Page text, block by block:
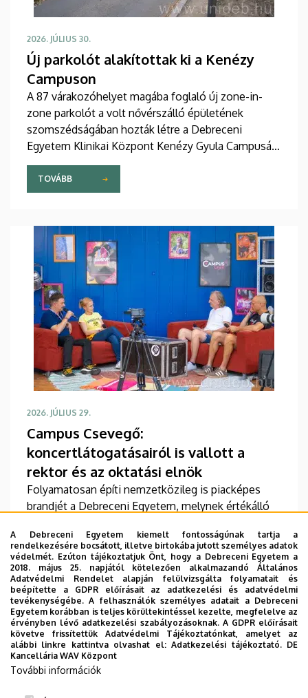
2026. JÚLIUS 30.
Új parkolót alakítottak ki a Kenézy
Campuson
A 87 várakozóhelyet magába foglaló új zone-in-
zone parkolót a volt nővérszálló épületének
szomszédságában hozták létre a Debreceni
Egyetem Klinikai Központ Kenézy Gyula Campusán.
Az új területet várhatóan augusztusban nyitják meg
a járművek előtt.
TOVÁBB
2026. JÚLIUS 29.
Campus Csevegő:
koncertlátogatásairól is vallott a
rektor és az oktatási elnök
Folyamatosan építi nemzetközileg is piacképes
brandjét a Debreceni Egyetem, melynek értékálló
fogalmazott Bács Zoltán rektor, aki Fenyves
Veronika oktatási elnökkel a Campus TV
podcastbeszélgetésében mutatta be az
intézményt. Az egyetemi vezetők azt is elárulták,
mitől annyira népszerű az egyetem, és milyen
koncertekre látogattak el a fesztiválon.
TOVÁBB
Oldalszámozás
Jelenlegi
1
Oldal
2
A Debreceni Egyetem kiemelt fontosságúnak tartja a
rendelkezésére bocsátott, illetve birtokába jutott személyes adatok
védelmét. Ezúton tájékoztatjuk Önt, hogy a Debreceni Egyetem a
2018. május 25. napjától kötelezően alkalmazandó Általános
Adatvédelmi Rendelet alapján felülvizsgálta folyamatait és
beépítette a GDPR előírásait az adatkezelési és adatvédelmi
tevékenységébe. A felhasználók személyes adatait a Debreceni
Egyetem korábban is teljes körültekintéssel kezelte, megfelelve az
érvényben lévő adatkezelési szabályozásoknak. A GDPR előírásait
követve frissítettük Adatvédelmi Tájékoztatónkat, amelyet az
alábbi linkre kattintva olvashat el:Adatkezelési tájékoztató. DE
Kancellária WAV Központ
További információk